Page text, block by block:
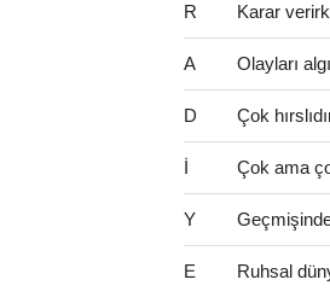
R Karar
A Olayları
D Çok
İ Çok ama
Y
E Ruhsal